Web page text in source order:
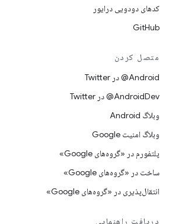
کدهای دودویی درایور
GitHub
متصل کردن
Android@ در Twitter
AndroidDev@ در Twitter
وبلاگ Android
وبلاگ امنیت Google
پلتفورم در «گروه‌های Google»
ساخت در «گروه‌های Google»
انتقال‌پذیری در «گروه‌های Google»
دریافت راهنمایی